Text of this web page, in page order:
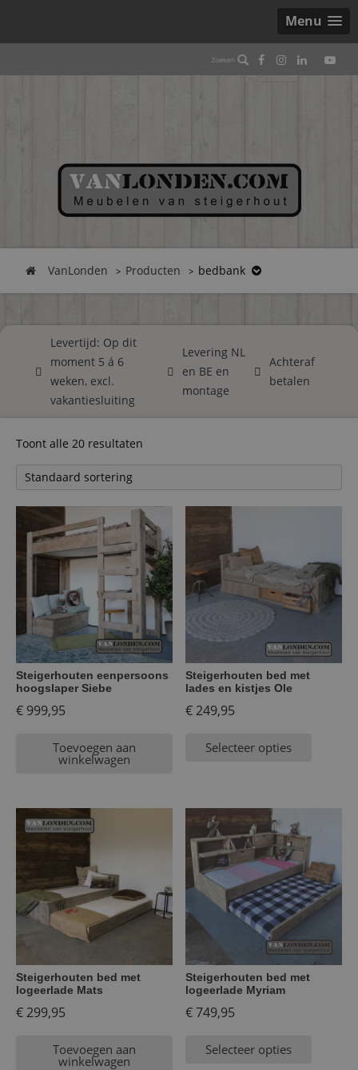
Menu
VanLonden Producten bedbank
Levertijd: Op dit
moment 5 á 6
weken, excl.
vakantiesluiting
Levering NL
en BE en
montage
Achteraf
betalen
Toont alle 20 resultaten
Steigerhouten eenpersoons
hoogslaper Siebe
€ 999,95
Toevoegen aan
winkelwagen
Steigerhouten bed met
lades en kistjes Ole
€249,95
Selecteer opties
Steigerhouten bed met
logeerlade Mats
€299,95
Toevoegen aan
winkelwagen
Steigerhouten bed met
logeerlade Myriam
€749,95
Selecteer opties